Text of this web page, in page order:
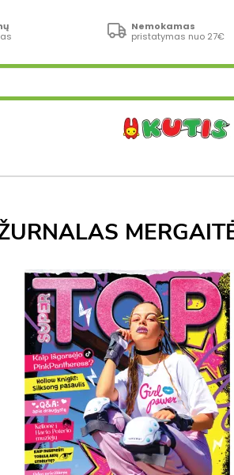
Nemokamas
pristatymas nuo 27€